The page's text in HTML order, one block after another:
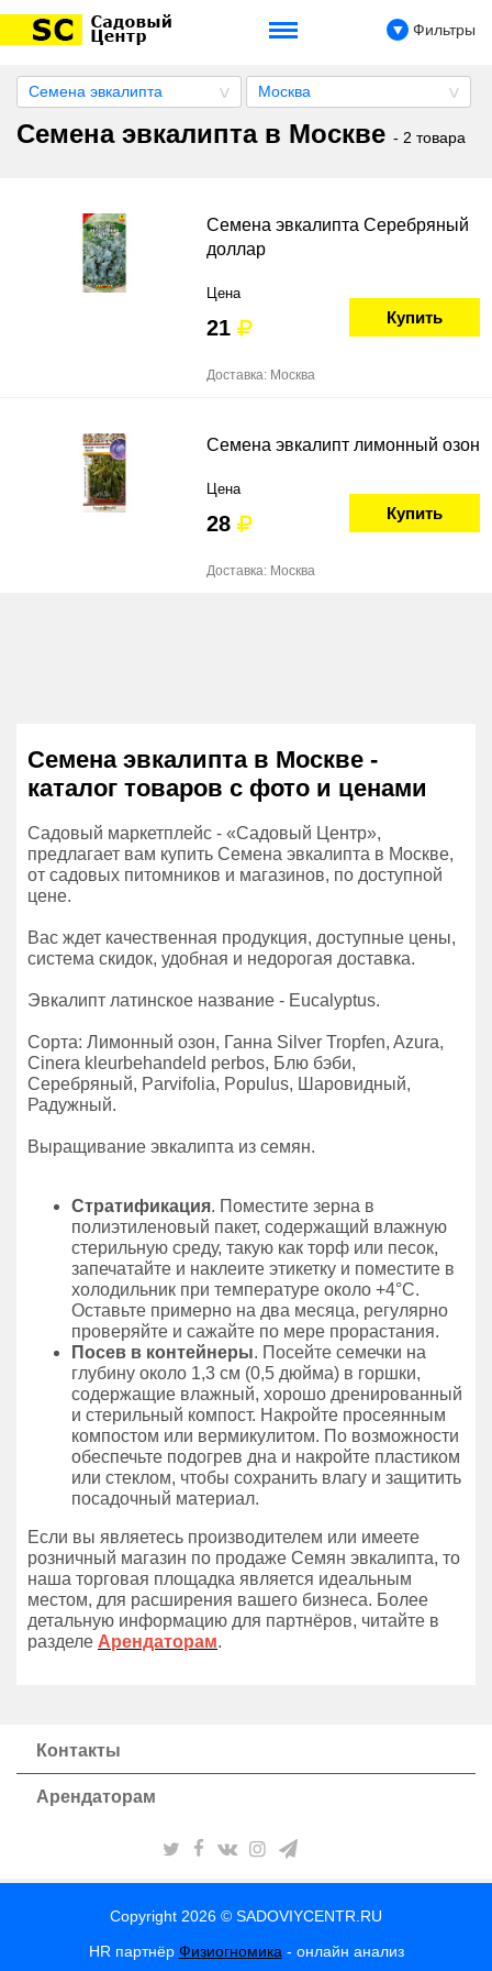
Фильтры
Семена эвкалипта Москва
Семена эвкалипта в Москве - 2 товара
Семена эвкалипта Серебряный
доллар
Цена
21 Купить
Доставка: Москва
Семена эвкалипт лимонный озон
Цена
28 Купить
Доставка: Москва
Семена эвкалипта в Москве -
каталог товаров с фото и ценами
Садовый маркетплейс - «Садовый Центр»,
предлагает вам купить Семена эвкалипта в Москве,
от садовых питомников и магазинов, по доступной
цене.
Вас ждет качественная продукция, доступные цены,
система скидок, удобная и недорогая доставка.
Эвкалипт латинское название - Eucalyptus.
Сорта: Лимонный озон, Ганна Silver Tropfen, Azura,
Cinera kleurbehandeld perbos, Блю бэби,
Серебряный, Parvifolia, Populus, Шаровидный,
Радужный.
Выращивание эвкалипта из семян.
Стратификация. Поместите зерна в
полиэтиленовый пакет, содержащий влажную
стерильную среду, такую как торф или песок,
запечатайте и наклеите этикетку и поместите в
холодильник при температуре около +4°C.
Оставьте примерно на два месяца, регулярно
проверяйте и сажайте по мере прорастания.
Посев в контейнеры. Посейте семечки на
глубину около 1,3 см (0,5 дюйма) в горшки,
содержащие влажный, хорошо дренированный
и стерильный компост. Накройте просеянным
компостом или вермикулитом. По возможности
обеспечьте подогрев дна и накройте пластиком
или стеклом, чтобы сохранить влагу и защитить
посадочный материал.
Если вы являетесь производителем или имеете
розничный магазин по продаже Семян эвкалипта, то
наша торговая площадка является идеальным
местом, для расширения вашего бизнеса. Более
детальную информацию для партнёров, читайте в
разделе Арендаторам.
Контакты
Арендаторам
Copyright 2026 © SADOVIYCENTR.RU
HR партнёр Физиогномика - онлайн анализ